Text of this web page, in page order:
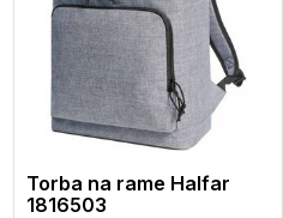
Torba na rame Halfar
1816503